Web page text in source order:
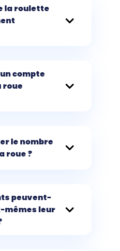
la roulette
compte
roue
le nombre
roue ?
peuvent-
mêmes leur